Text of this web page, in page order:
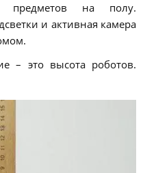
предметов на полу.
и активная камера
– это высота роботов.